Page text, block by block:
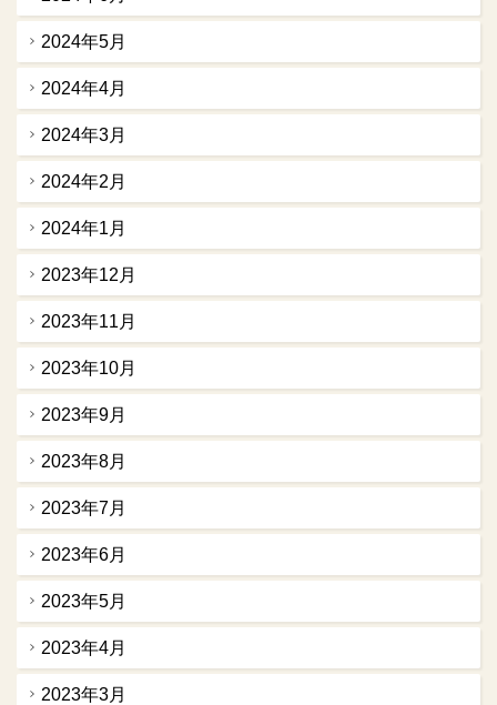
2024年5月
2024年4月
2024年3月
2024年2月
2024年1月
2023年12月
2023年11月
2023年10月
2023年9月
2023年8月
2023年7月
2023年6月
2023年5月
2023年4月
2023年3月